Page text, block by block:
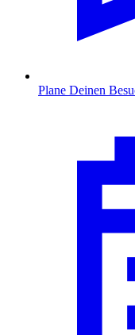
Plane Deinen